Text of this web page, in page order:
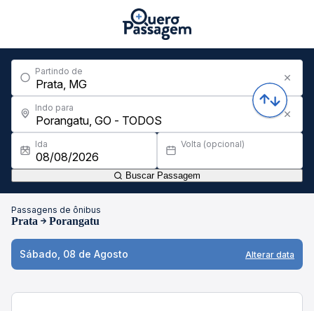
Partindo de
Indo para
Ida Volta (opcional)
Buscar Passagem
Passagens de ônibus
Prata Porangatu
Sábado, 08 de Agosto Alterar data